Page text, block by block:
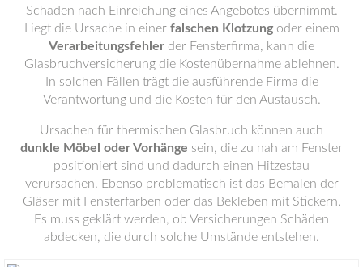
Schaden nach Einreichung eines Angebotes übernimmt.
Liegt die Ursache in einer falschen Klotzungoder einem
Verarbeitungsfehler der Fensterfirma, kann die
Glasbruchversicherung die Kostenübernahme ablehnen.
In solchen Fällen trägt die ausführende Firma die
Verantwortung und die Kosten für den Austausch.
Ursachen für thermischen Glasbruch können auch
dunkle Möbel oder Vorhänge sein, die zu nah am Fenster
positioniert sind und dadurch einen Hitzestau
verursachen. Ebenso problematisch ist das Bemalen der
Gläser mit Fensterfarben oder das Bekleben mit Stickern.
Es muss geklärt werden, ob Versicherungen Schäden
abdecken, die durch solche Umstände entstehen.